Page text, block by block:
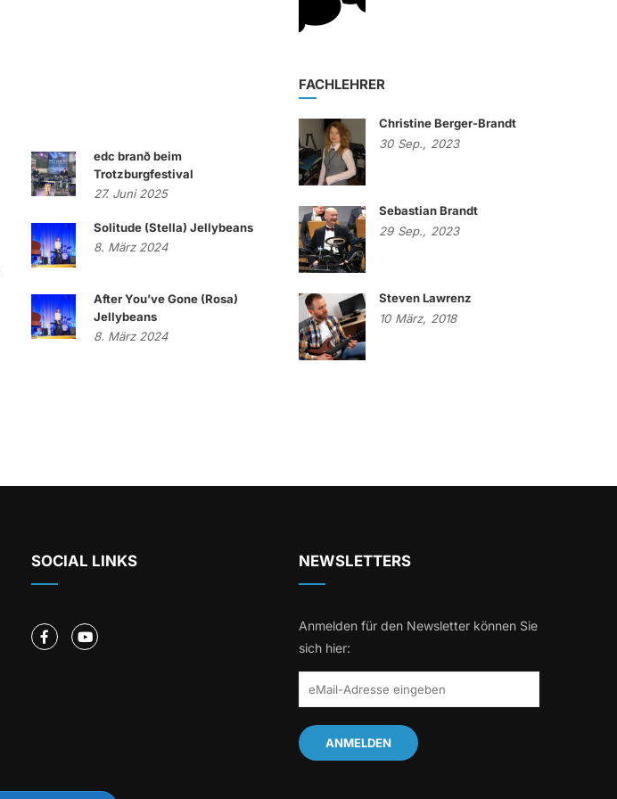
edc branð beim
Trotzburgfestival
27. Juni 2025
Solitude (Stella) Jellybeans
8. März 2024
After You’ve Gone (Rosa)
Jellybeans
8. März 2024
FACHLEHRER
Christine Berger-Brandt
30 Sep., 2023
Sebastian Brandt
29 Sep., 2023
Steven Lawrenz
10 März, 2018
SOCIAL LINKS NEWSLETTERS
Anmelden für den Newsletter können Sie
sich hier: